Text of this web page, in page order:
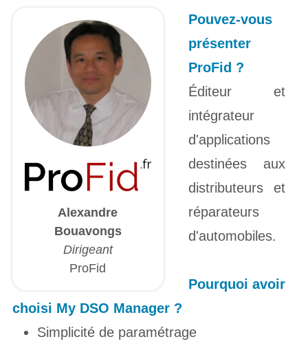
Alexandre
Bouavongs
Dirigeant
ProFid
Pouvez-vous
présenter
ProFid ?
Éditeur et
intégrateur
d'applications
destinées aux
distributeurs et
réparateurs
d'automobiles.
Pourquoi avoir
choisi My DSO Manager ?
Simplicité de paramétrage